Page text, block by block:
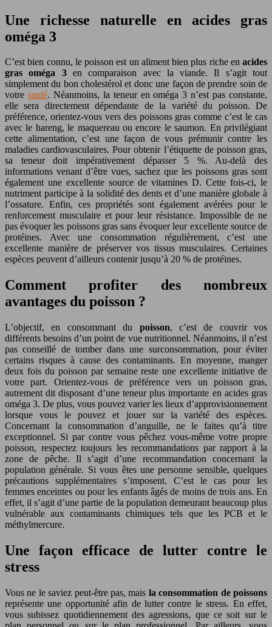
Une richesse naturelle en acides gras
oméga 3
C’est bien connu, le poisson est un aliment bien plus riche en acides
gras oméga 3en comparaison avec la viande. Il s’agit tout
simplement du bon cholestérol et donc une façon de prendre soin de
votre santé. Néanmoins, la teneur en oméga 3 n’est pas constante,
elle sera directement dépendante de la variété du poisson. De
préférence, orientez-vous vers des poissons gras comme c’est le cas
avec le hareng, le maquereau ou encore le saumon. En privilégiant
cette alimentation, c’est une façon de vous prémunir contre les
maladies cardiovasculaires. Pour obtenir l’étiquette de poisson gras,
sa teneur doit impérativement dépasser 5 %. Au-delà des
informations venant d’être vues, sachez que les poissons gras sont
également une excellente source de vitamines D. Cette fois-ci, le
nutriment participe à la solidité des dents et d’une manière globale à
l’ossature. Enfin, ces propriétés sont également avérées pour le
renforcement musculaire et pour leur résistance. Impossible de ne
pas évoquer les poissons gras sans évoquer leur excellente source de
protéines. Avec une consommation régulièrement, c’est une
excellente manière de préserver vos tissus musculaires. Certaines
espèces peuvent d’ailleurs contenir jusqu’à 20 % de protéines.
Comment profiter des nombreux
avantages du poisson ?
L’objectif, en consommant du poisson, c’est de couvrir vos
différents besoins d’un point de vue nutritionnel. Néanmoins, il n’est
pas conseillé de tomber dans une surconsommation, pour éviter
certains risques à cause des contaminants. En moyenne, manger
deux fois du poisson par semaine reste une excellente initiative de
votre part. Orientez-vous de préférence vers un poisson gras,
autrement dit disposant d’une teneur plus importante en acides gras
oméga 3. De plus, vous pouvez varier les lieux d’approvisionnement
lorsque vous le pouvez et jouer sur la variété des espèces.
Concernant la consommation d’anguille, ne le faites qu’à titre
exceptionnel. Si par contre vous pêchez vous-même votre propre
poisson, respectez toujours les recommandations par rapport à la
zone de pêche. Il s’agit d’une recommandation concernant la
population générale. Si vous êtes une personne sensible, quelques
précautions supplémentaires s’imposent. C’est le cas pour les
femmes enceintes ou pour les enfants âgés de moins de trois ans. En
effet, il s’agit d’une partie de la population demeurant beaucoup plus
vulnérable aux contaminants chimiques tels que les PCB et le
méthylmercure.
Une façon efficace de lutter contre le
stress
Vous ne le saviez peut-être pas, mais la consommation de poissons
représente une opportunité afin de lutter contre le stress. En effet,
vous subissez quotidiennement des agressions, que ce soit sur le